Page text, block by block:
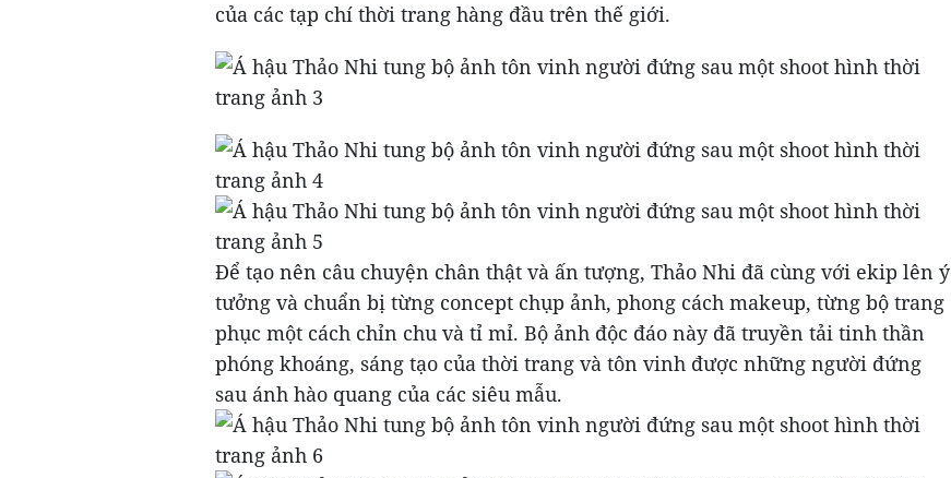
của các tạp chí thời trang hàng đầu trên thế giới.
Để tạo nên câu chuyện chân thật và ấn tượng, Thảo Nhi đã cùng với ekip lên ý
tưởng và chuẩn bị từng concept chụp ảnh, phong cách makeup, từng bộ trang
phục một cách chỉn chu và tỉ mỉ. Bộ ảnh độc đáo này đã truyền tải tinh thần
phóng khoáng, sáng tạo của thời trang và tôn vinh được những người đứng
sau ánh hào quang của các siêu mẫu.